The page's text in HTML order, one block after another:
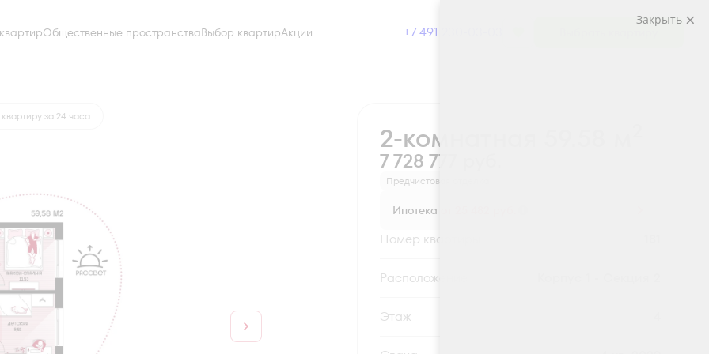
Общественные пространстваВыбор квартирАкции +7 491 230-03-03
от 25 482 руб.
за 24 часа
2-комнатная 59.58 м
7 728 777 руб.
Предчистовая отделка
Ипотека
Номер квартиры
Секция
Этаж
Закрыть